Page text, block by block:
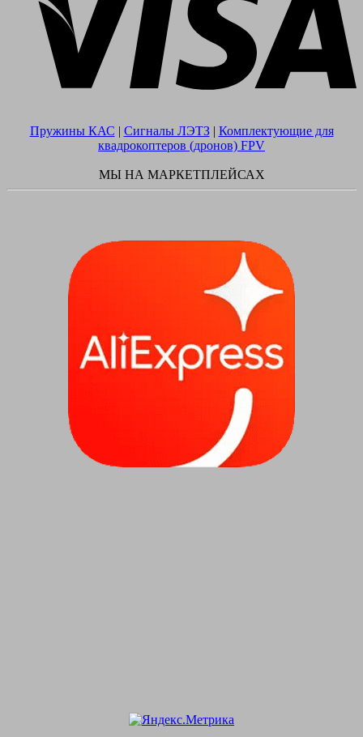
Пружины КАС | Сигналы ЛЭТЗ| Комплектующие для
квадрокоптеров (дронов) FPV
МЫ НА МАРКЕТПЛЕЙСАХ